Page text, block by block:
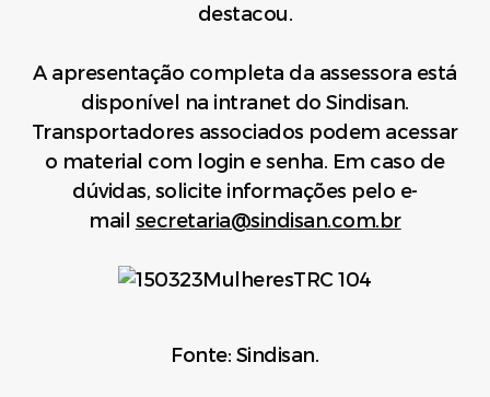
destacou.
A apresentação completa da assessora está
disponível na intranet do Sindisan.
Transportadores associados podem acessar
o material com login e senha. Em caso de
dúvidas, solicite informações pelo e-
mail secretaria@sindisan.com.br
Fonte: Sindisan.